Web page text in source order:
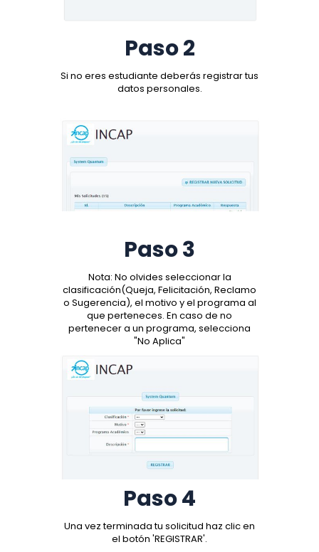
Paso 2
Si no eres estudiante deberás registrar tus
datos personales.
Paso 3
Nota: No olvides seleccionar la
clasificación(Queja, Felicitación, Reclamo
o Sugerencia), el motivo y el programa al
que perteneces. En caso de no
pertenecer a un programa, selecciona
"No Aplica"
Paso 4
Una vez terminada tu solicitud haz clic en
el botón 'REGISTRAR'.